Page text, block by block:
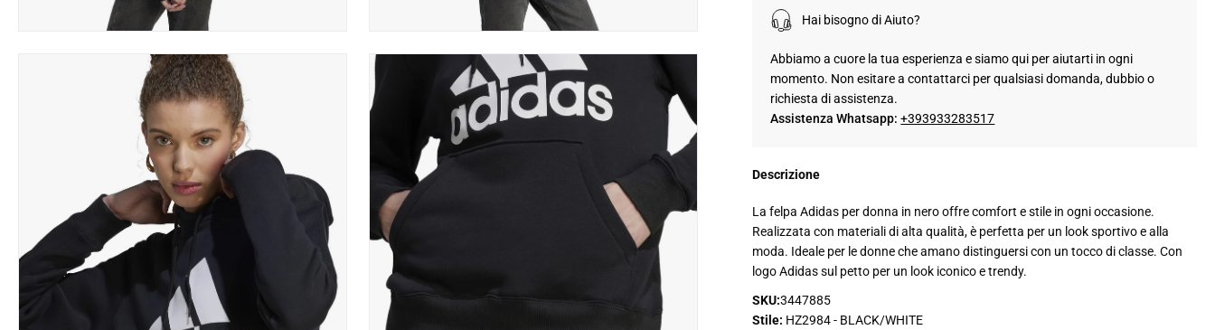
Apri
lightbox
dell'immagine
Hai bisogno di Aiuto?
Abbiamo a cuore la tua esperienza e siamo qui per aiutarti in ogni
momento. Non esitare a contattarci per qualsiasi domanda, dubbio o
richiesta di assistenza.
Assistenza Whatsapp:+393933283517
Descrizione
La felpa Adidas per donna in nero offre comfort e stile in ogni occasione.
Realizzata con materiali di alta qualità, è perfetta per un look sportivo e alla
moda. Ideale per le donne che amano distinguersi con un tocco di classe. Con
logo Adidas sul petto per un look iconico e trendy.
SKU:3447885
Stile: HZ2984 - BLACK/WHITE